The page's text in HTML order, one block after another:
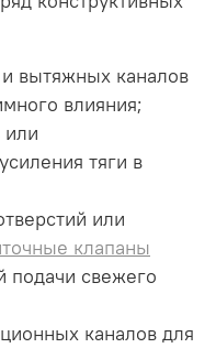
вытяжных каналов
влияния;
или
тяги в
или
клапаны
подачи свежего
каналов для